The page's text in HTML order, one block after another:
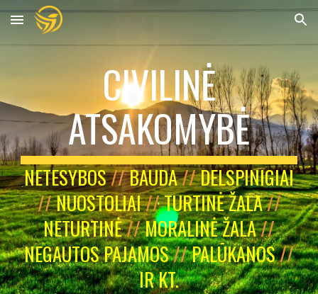
Skip to main content Skip to navigation
CIVILINĖ
ATSAKOMYBĖ
NETESYBOS//BAUDA//DELSPINIGIAI
//NUOSTOLIAI//TURTINĖ ŽALA//
NETURTINĖ//MORALINĖ ŽALA//
NEGAUTOS PAJAMOS//PALŪKANOS//
IR KT.